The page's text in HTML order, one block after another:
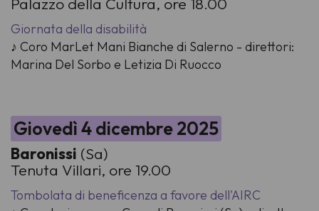
Giornata della disabilità
♪ Coro MarLet Mani Bianche di Salerno - direttori:
Marina Del Sorbo e Letizia Di Ruocco
Giovedì 4 dicembre 2025
Baronissi (Sa)
Tenuta Villari, ore 19.00
Tombolata di beneficenza a favore dell'AIRC